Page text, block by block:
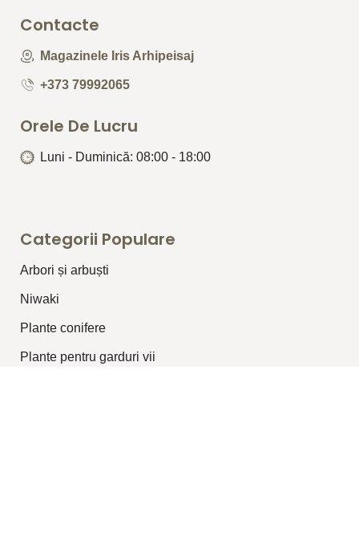
Contacte
Magazinele Iris Arhipeisaj
+373 79992065
Orele De Lucru
Luni - Duminică: 08:00 - 18:00
Categorii Populare
Arbori și arbuști
⁠Niwaki
Plante conifere
Plante pentru garduri vii